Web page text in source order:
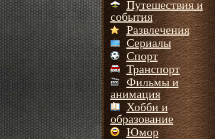
Путешествия и
события
Развлечения
Сериалы
Спорт
Транспорт
Фильмы и
анимация
Хобби и
образование
Юмор